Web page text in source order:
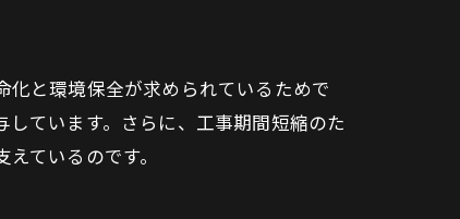
と環境保全が求められているためで
ています。さらに、工事期間短縮のた
ているのです。